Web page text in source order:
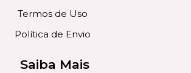
Termos de Uso
Política de Envio
Saiba Mais